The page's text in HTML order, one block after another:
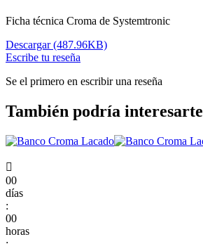
Ficha técnica Croma de Systemtronic
Descargar (487.96KB)
Escribe tu reseña
Se el primero en escribir una reseña
También podría interesarte

00
días
:
00
horas